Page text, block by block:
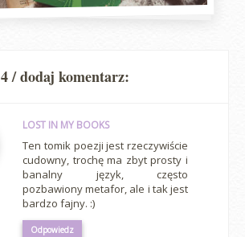
4 / dodaj komentarz:
LOST IN MY BOOKS
Ten tomik poezji jest rzeczywiście
cudowny, trochę ma zbyt prosty i
banalny język, często
pozbawiony metafor, ale i tak jest
bardzo fajny. :)
Odpowiedz